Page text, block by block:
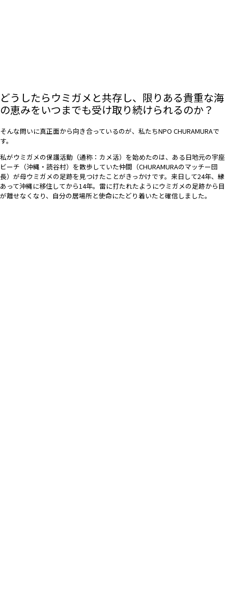
どうしたらウミガメと共存し、限りある貴重な海
の恵みをいつまでも受け取り続けられるのか？
そんな問いに真正面から向き合っているのが、私たちNPO CHURAMURAで
す。
私がウミガメの保護活動（通称：カメ活）を始めたのは、ある日地元の宇座
ビーチ（沖縄・読谷村）を散歩していた仲間（CHURAMURAのマッチー団
長）が母ウミガメの足跡を見つけたことがきっかけです。来日して24年、縁
あって沖縄に移住してから14年。雷に打たれたようにウミガメの足跡から目
が離せなくなり、自分の居場所と使命にたどり着いたと確信しました。